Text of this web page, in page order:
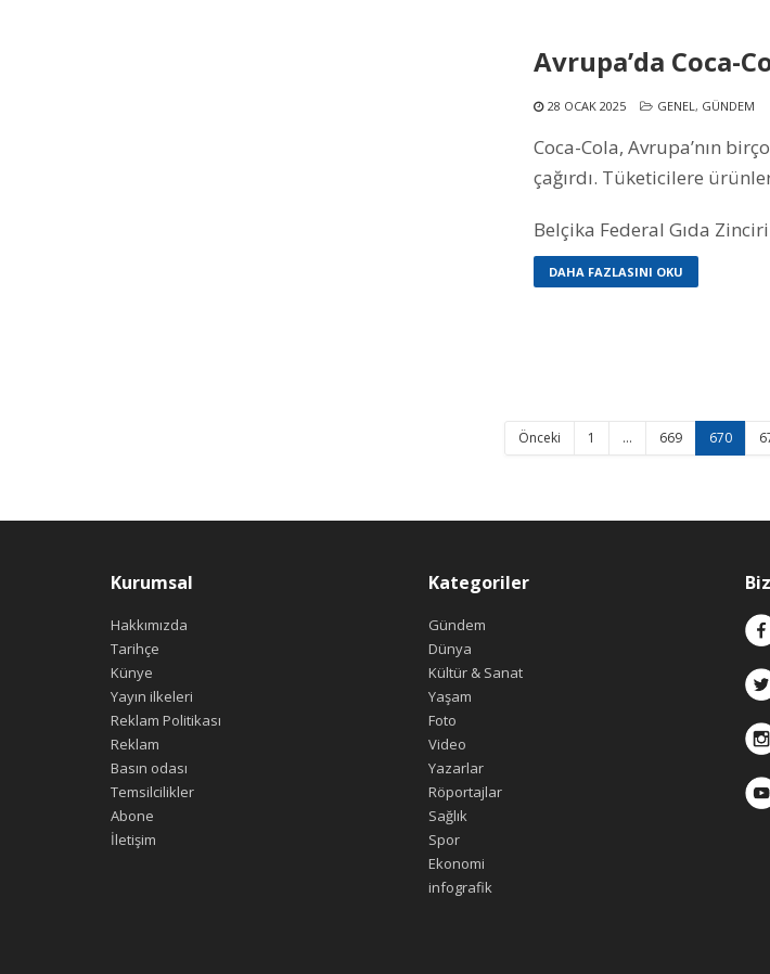
Avrupa’da Coca-
28 OCAK 2025 GENEL , GÜNDEM
Coca-Cola, Avrupa’nın
çağırdı. Tüketicilere
Belçika Federal Gıda
DAHA FAZLASINI OKU
Önceki 1 … 669 670
Kurumsal
Hakkımızda
Tarihçe
Künye
Yayın ilkeleri
Reklam Politikası
Reklam
Basın odası
Temsilcilikler
Abone
İletişim
Kategoriler
Gündem
Dünya
Kültür & Sanat
Yaşam
Foto
Video
Yazarlar
Röportajlar
Sağlık
Spor
Ekonomi
infografik